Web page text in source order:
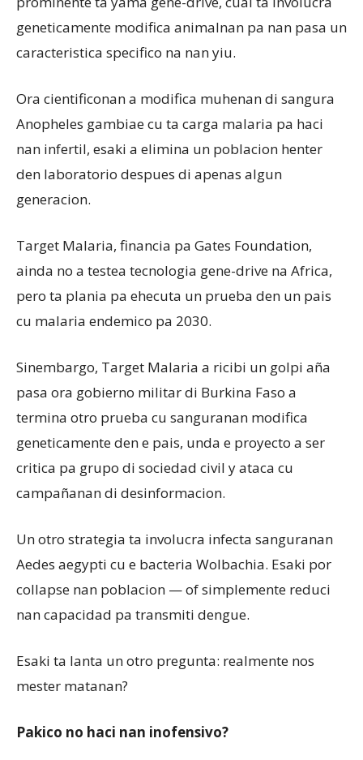
geneticamente modifica animalnan pa nan pasa un
caracteristica specifico na nan yiu.
Ora cientificonan a modifica muhenan di sangura
Anopheles gambiae cu ta carga malaria pa haci
nan infertil, esaki a elimina un poblacion henter
den laboratorio despues di apenas algun
generacion.
Target Malaria, financia pa Gates Foundation,
ainda no a testea tecnologia gene-drive na Africa,
pero ta plania pa ehecuta un prueba den un pais
cu malaria endemico pa 2030.
Sinembargo, Target Malaria a ricibi un golpi aña
pasa ora gobierno militar di Burkina Faso a
termina otro prueba cu sanguranan modifica
geneticamente den e pais, unda e proyecto a ser
critica pa grupo di sociedad civil y ataca cu
campañanan di desinformacion.
Un otro strategia ta involucra infecta sanguranan
Aedes aegypti cu e bacteria Wolbachia. Esaki por
collapse nan poblacion — of simplemente reduci
nan capacidad pa transmiti dengue.
Esaki ta lanta un otro pregunta: realmente nos
mester matanan?
Pakico no haci nan inofensivo?